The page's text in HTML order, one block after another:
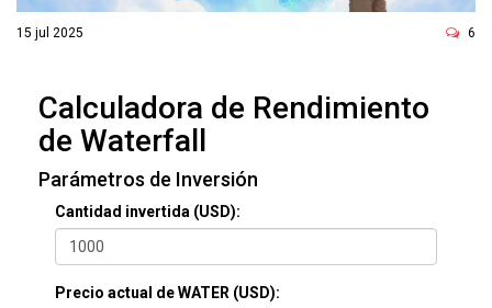
15 jul 2025 6
Calculadora de Rendimiento
de Waterfall
Parámetros de Inversión
Cantidad invertida (USD):
Precio actual de WATER (USD):